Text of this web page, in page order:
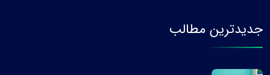
جدیدترین مطالب